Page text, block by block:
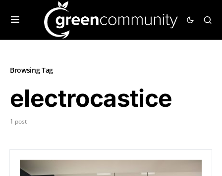
Browsing Tag
electrocastice
1 post